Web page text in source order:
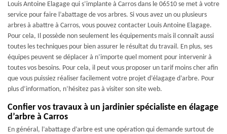
Louis Antoine Elagage qui s’implante à Carros dans le 06510 se met à votre
service pour faire l’abattage de vos arbres. Si vous avez un ou plusieurs
arbres à abattre à Carros, vous pouvez contacter Louis Antoine Elagage.
Pour cela, Il possède non seulement les équipements mais il connaît aussi
toutes les techniques pour bien assurer le résultat du travail. En plus, ses
équipes peuvent se déplacer à n’importe quel moment pour intervenir à
toutes vos besoins. Pour cela, il peut vous proposer un tarif moins cher afin
que vous puissiez réaliser facilement votre projet d’élagage d’arbre. Pour
plus d’information, n’hésitez pas à visiter son site web.
Confier vos travaux à un jardinier spécialiste en élagage
d’arbre à Carros
En général, l’abattage d’arbre est une opération qui demande surtout de